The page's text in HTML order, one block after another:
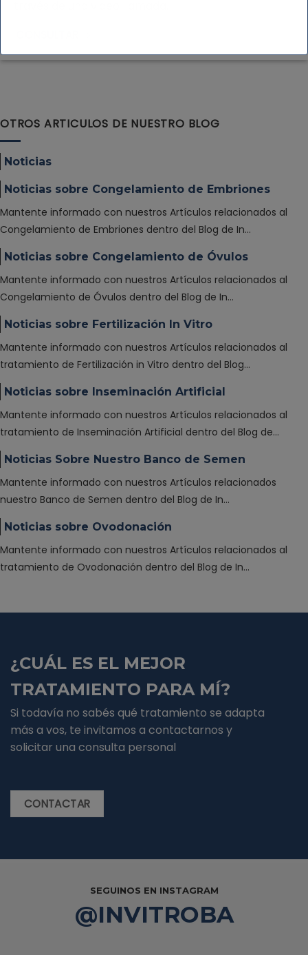
OTROS ARTICULOS DE NUESTRO BLOG
Noticias
Noticias sobre Congelamiento de Embriones
Mantente informado con nuestros Artículos relacionados al
Congelamiento de Embriones dentro del Blog de In…
Noticias sobre Congelamiento de Óvulos
Mantente informado con nuestros Artículos relacionados al
Congelamiento de Óvulos dentro del Blog de In…
Noticias sobre Fertilización In Vitro
Mantente informado con nuestros Artículos relacionados al
tratamiento de Fertilización in Vitro dentro del Blog…
Noticias sobre Inseminación Artificial
Mantente informado con nuestros Artículos relacionados al
tratamiento de Inseminación Artificial dentro del Blog de…
Noticias Sobre Nuestro Banco de Semen
Mantente informado con nuestros Artículos relacionados
nuestro Banco de Semen dentro del Blog de In…
Noticias sobre Ovodonación
Mantente informado con nuestros Artículos relacionados al
tratamiento de Ovodonación dentro del Blog de In…
¿CUÁL ES EL MEJOR
TRATAMIENTO PARA MÍ?
Si todavía no sabés qué tratamiento se adapta
más a vos, te invitamos a contactarnos y
solicitar una consulta personal
CONTACTAR
SEGUINOS EN INSTAGRAM
@INVITROBA